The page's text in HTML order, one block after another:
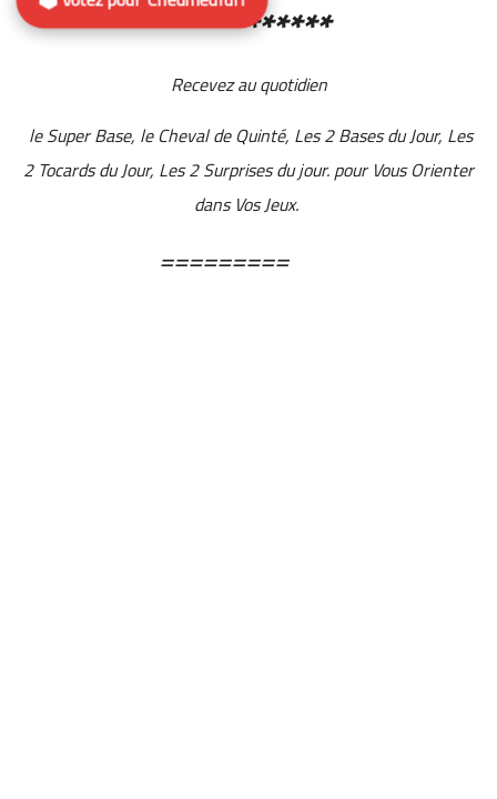
***********
Recevez au quotidien
le Super Base, le Cheval de Quinté, Les 2 Bases du Jour, Les
2 Tocards du Jour, Les 2 Surprises du jour. pour Vous Orienter
dans Vos Jeux.
=========